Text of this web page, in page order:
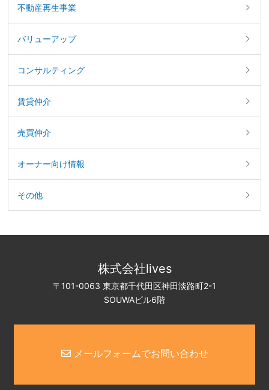
不動産再生事業
バリューアップ
コンサルティング
賃貸仲介
売買仲介
オーナー向け情報
その他
株式会社lives
〒101-0063 東京都千代田区神田淡路町2-1
SOUWAビル6階
メールフォームでお問い合わせ